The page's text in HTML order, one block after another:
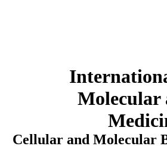
Cellular and Molecular